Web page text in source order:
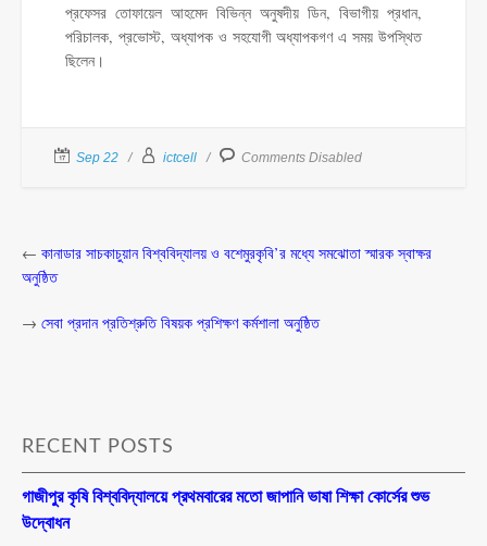
প্রফেসর তোফায়েল আহমেদ বিভিন্ন অনুষদীয় ডিন, বিভাগীয় প্রধান,
পরিচালক, প্রভোস্ট, অধ্যাপক ও সহযোগী অধ্যাপকগণ এ সময় উপস্থিত
ছিলেন।
Sep 22 ictcell Comments Disabled
← কানাডার সাচকাচুয়ান বিশ্ববিদ্যালয় ও বশেমুরকৃবি’র মধ্যে সমঝোতা স্মারক স্বাক্ষর
অনুষ্ঠিত
→ সেবা প্রদান প্রতিশ্রুতি বিষয়ক প্রশিক্ষণ কর্মশালা অনুষ্ঠিত
RECENT POSTS
গাজীপুর কৃষি বিশ্ববিদ্যালয়ে প্রথমবারের মতো জাপানি ভাষা শিক্ষা কোর্সের শুভ
উদ্বোধন